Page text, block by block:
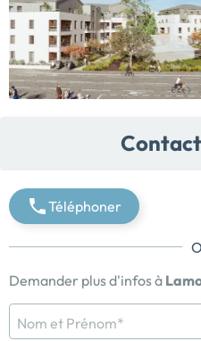
Téléphoner
Demander plus d'infos à
Nom et Prénom*